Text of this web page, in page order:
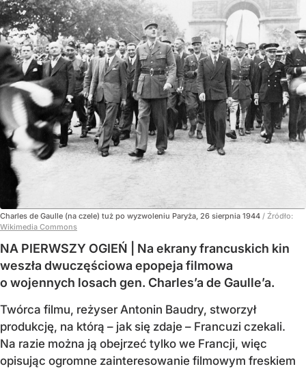
Charles de Gaulle (na czele) tuż po wyzwoleniu Paryża, 26 sierpnia 1944 / Źródło:
Wikimedia Commons
NA PIERWSZY OGIEŃ | Na ekrany francuskich kin
weszła dwuczęściowa epopeja filmowa
o wojennych losach gen. Charles’a de Gaulle’a.
Twórca filmu, reżyser Antonin Baudry, stworzył
produkcję, na którą – jak się zdaje – Francuzi czekali.
Na razie można ją obejrzeć tylko we Francji, więc
opisując ogromne zainteresowanie filmowym freskiem